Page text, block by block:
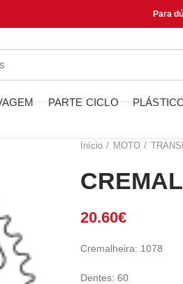
Para
PARTE CICLO
Início MOTO
20.60€
Cremalheira: 1078
Dentes: 60